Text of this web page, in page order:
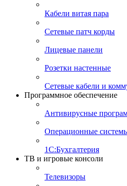
Кабели витая пара
Сетевые патч корды
Лицевые панели
Розетки настенные
Сетевые кабели и
Программное обеспечение
Антивирусные
Операционные
1С:Бухгалтерия
ТВ и игровые консоли
Телевизоры